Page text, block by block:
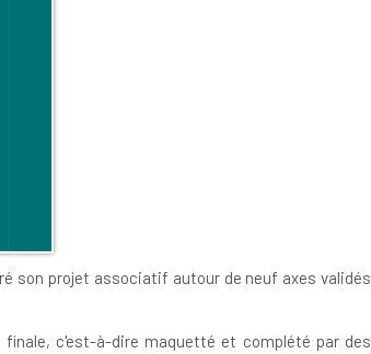
son projet associatif autour de neuf axes validés
c'est-à-dire maquetté et complété par des